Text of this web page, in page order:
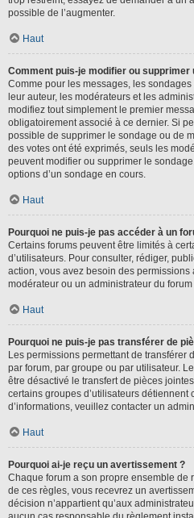
possible de l’augmenter.
Haut
Comment puis-je modifier ou supprimer
Comme pour les messages, les
leur auteur, les modérateurs et les
modifiez tout simplement le premier
obligatoirement associé à ce dernier. Si
possible de supprimer le sondage ou de
des votes ont été exprimés, seuls les
peuvent modifier ou supprimer le
options d’un sondage en cours.
Haut
Pourquoi ne puis-je pas accéder à un
Certains forums peuvent être limités à
d’utilisateurs. Pour consulter, rédiger,
action, vous avez besoin des
modérateur ou un administrateur du
Haut
Pourquoi ne puis-je pas transférer de
Les permissions permettant de transférer
par forum, par groupe ou par utilisateur.
être désactivé le transfert de pièces
certains groupes d’utilisateurs détiennent
d’informations, veuillez contacter un
Haut
Pourquoi ai-je reçu un avertissement ?
Chaque forum a son propre ensemble de
de ces règles, vous recevrez un
décision n’appartient qu’aux